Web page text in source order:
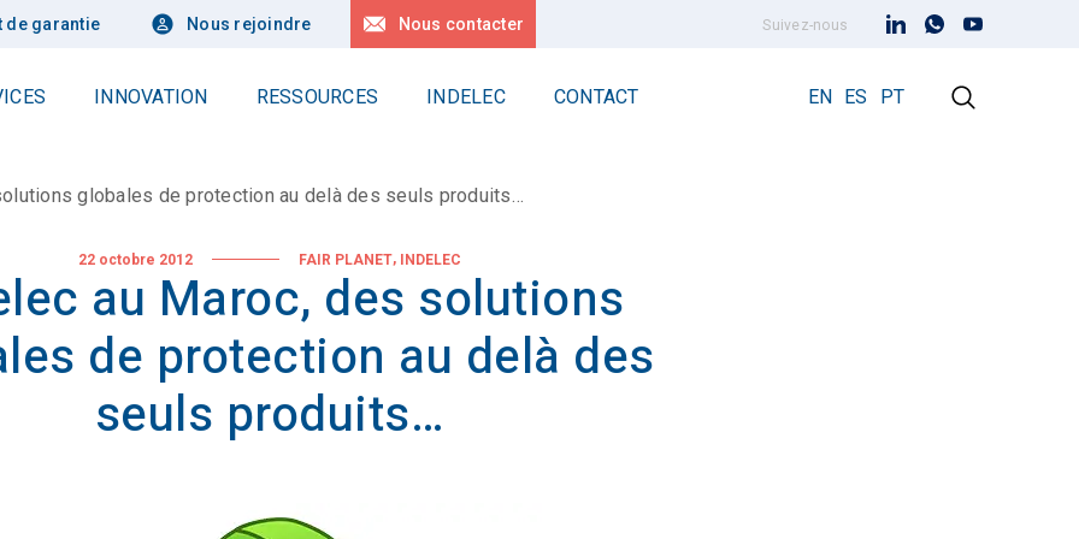
de garantie Nous rejoindre Nous contacter Suivez-nous
Paratonnerre Prevectron 3
Prevectron3® Connect
Delta Box
Prises de terre profondes
Géologie
Forage
INNOVATION RESSOURCES INDELEC
Expertise
projets
Candidature spontanée
Nos engagements
Nos implantations
CONTACT
Nos agences en France
EN ES PT
globales de protection au delà des seuls produits…
22 octobre 2012 FAIR PLANET, INDELEC
au Maroc, des solutions
de protection au delà des
seuls produits…